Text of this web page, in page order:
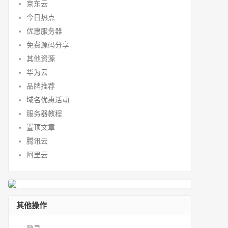
京东云
今日热点
优惠服务器
免费源码分享
其他资源
华为云
品牌推荐
域名优惠活动
服务器教程
置顶文章
腾讯云
阿里云
其他操作